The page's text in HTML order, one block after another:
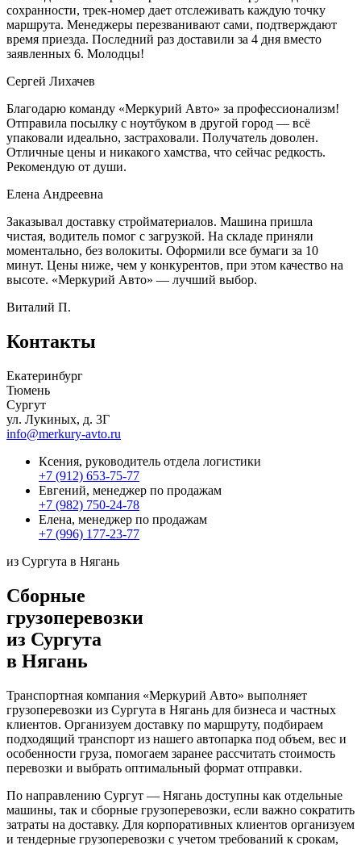
сохранности, трек-номер дает отслеживать каждую точку
маршрута. Менеджеры перезванивают сами, подтверждают
время приезда. Последний раз доставили за 4 дня вместо
заявленных 6. Молодцы!
Сергей Лихачев
Благодарю команду «Меркурий Авто» за профессионализм!
Отправила посылку с ноутбуком в другой город — всё
упаковали идеально, застраховали. Получатель доволен.
Отличные цены и никакого хамства, что сейчас редкость.
Рекомендую от души.
Елена Андреевна
Заказывал доставку стройматериалов. Машина пришла
чистая, водитель помог с загрузкой. На складе приняли
моментально, без волокиты. Оформили все бумаги за 10
минут. Цены ниже, чем у конкурентов, при этом качество на
высоте. «Меркурий Авто» — лучший выбор.
Виталий П.
Контакты
Екатеринбург
Тюмень
Сургут
ул. Лукиных, д. 3Г
info@merkury-avto.ru
Ксения, руководитель отдела логистики
+7 (912) 653-75-77
Евгений, менеджер по продажам
+7 (982) 750-24-78
Елена, менеджер по продажам
+7 (996) 177-23-77
из Сургута в Нягань
Сборные
грузоперевозки
из Сургута
в Нягань
Транспортная компания «Меркурий Авто» выполняет
грузоперевозки из Сургута в Нягань для бизнеса и частных
клиентов. Организуем доставку по маршруту, подбираем
подходящий транспорт из нашего автопарка под объем, вес и
особенности груза, помогаем заранее рассчитать стоимость
перевозки и выбрать оптимальный формат отправки.
По направлению Сургут — Нягань доступны как отдельные
машины, так и сборные грузоперевозки, если важно сократить
затраты на доставку. Для корпоративных клиентов организуем
и тендерные грузоперевозки с учетом требований к срокам,